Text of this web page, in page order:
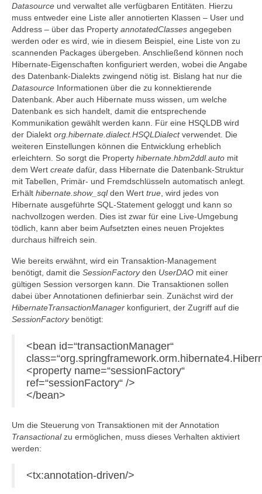
Datasource und verwaltet alle verfügbaren Entitäten. Hierzu
muss entweder eine Liste aller annotierten Klassen – User und
Address – über das Property annotatedClasses angegeben
werden oder es wird, wie in diesem Beispiel, eine Liste von zu
scannenden Packages übergeben. Anschließend können noch
Hibernate-Eigenschaften konfiguriert werden, wobei die Angabe
des Datenbank-Dialekts zwingend nötig ist. Bislang hat nur die
Datasource Informationen über die zu konnektierende
Datenbank. Aber auch Hibernate muss wissen, um welche
Datenbank es sich handelt, damit die entsprechende
Kommunikation gewählt werden kann. Für eine HSQLDB wird
der Dialekt org.hibernate.dialect.HSQLDialectverwendet. Die
weiteren Einstellungen können die Entwicklung erheblich
erleichtern. So sorgt die Property hibernate.hbm2ddl.auto mit
dem Wert create dafür, dass Hibernate die Datenbank-Struktur
mit Tabellen, Primär- und Fremdschlüsseln automatisch anlegt.
Erhält hibernate.show_sqlden Wert true , wird jedes von
Hibernate ausgeführte SQL-Statement geloggt und kann so
nachvollzogen werden. Dies ist zwar für eine Live-Umgebung
tödlich, kann aber beim Aufsetzten eines neuen Projektes
durchaus hilfreich sein.
Wie bereits erwähnt, wird ein Transaktion-Management
benötigt, damit die SessionFactoryden UserDAO mit einer
gültigen Session versorgen kann. Die Transaktionen sollen
dabei über Annotationen definierbar sein. Zunächst wird der
HibernateTransactionManager konfiguriert, der Zugriff auf die
SessionFactorybenötigt:
<bean id=“transactionManager“
<property name=“sessionFactory“
ref=“sessionFactory“ />
</bean>
Um die Steuerung von Transaktionen mit der Annotation
Transactionalzu ermöglichen, muss dieses Verhalten aktiviert
werden:
<tx:annotation-driven/>